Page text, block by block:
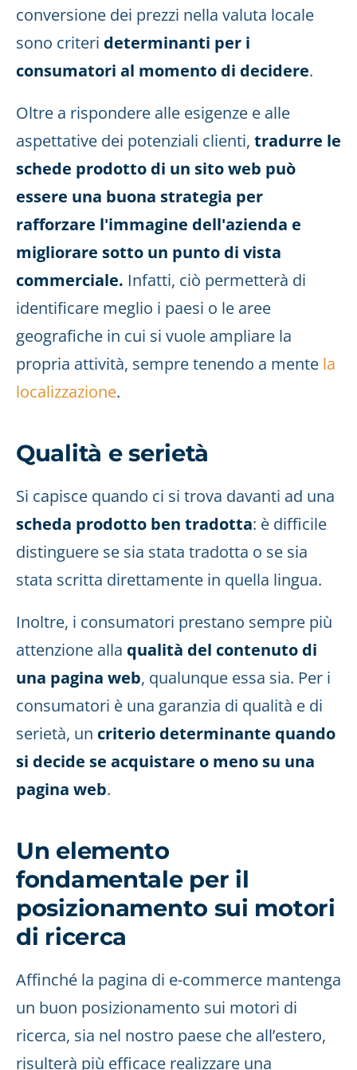
conversione dei prezzi nella valuta locale
sono criteri determinanti per i
consumatori al momento di decidere.
Oltre a rispondere alle esigenze e alle
aspettative dei potenziali clienti, tradurre le
schede prodotto di un sito web può
essere una buona strategia per
rafforzare l'immagine dell'azienda e
migliorare sotto un punto di vista
commerciale. Infatti, ciò permetterà di
identificare meglio i paesi o le aree
geografiche in cui si vuole ampliare la
propria attività, sempre tenendo a mente la
localizzazione.
Qualità e serietà
Si capisce quando ci si trova davanti ad una
scheda prodotto ben tradotta: è difficile
distinguere se sia stata tradotta o se sia
stata scritta direttamente in quella lingua.
Inoltre, i consumatori prestano sempre più
attenzione alla qualità del contenuto di
una pagina web, qualunque essa sia. Per i
consumatori è una garanzia di qualità e di
serietà, un criterio determinante quando
si decide se acquistare o meno su una
pagina web.
Un elemento
fondamentale per il
posizionamento sui motori
di ricerca
Affinché la pagina di e-commerce mantenga
un buon posizionamento sui motori di
ricerca, sia nel nostro paese che all’estero,
risulterà più efficace realizzare una